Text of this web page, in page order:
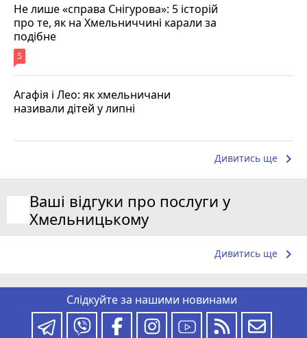
Не лише «справа Снігурова»: 5 історій
про те, як на Хмельниччині карали за
подібне
5
Агафія і Лео: як хмельничани
називали дітей у липні
Дивитись ще keyboard_arrow_right
Ваші відгуки про послуги у
Хмельницькому
Дивитись ще keyboard_arrow_right
Слідкуйте за нашими новинами